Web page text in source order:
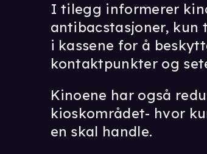
I tilegg informerer
antibacstasjoner,
i kassene for å
kontaktpunkter og
Kinoene har også
kioskområdet- hvor
en skal handle.